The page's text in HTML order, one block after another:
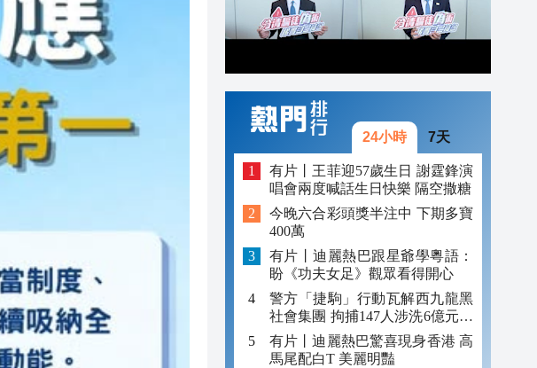
24小時 7天
有片丨王菲迎57歲生日 謝霆鋒演
唱會兩度喊話生日快樂 隔空撒糖
今晚六合彩頭獎半注中 下期多寶
400萬
有片丨迪麗熱巴跟星爺學粵語：
盼《功夫女足》觀眾看得開心
警方「捷駒」行動瓦解西九龍黑
社會集團 拘捕147人涉洗6億元黑
錢
有片丨迪麗熱巴驚喜現身香港 高
馬尾配白T 美麗明豔